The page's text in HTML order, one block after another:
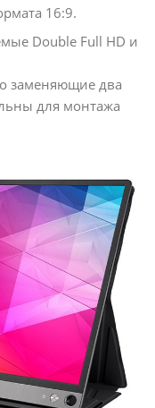
16:9.
Double Full HD и
заменяющие два
для монтажа